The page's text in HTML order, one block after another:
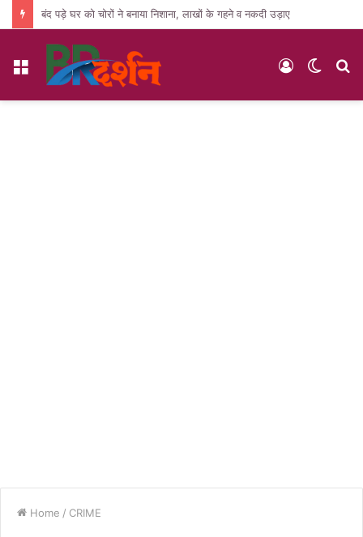
बंद पड़े घर को चोरों ने बनाया निशाना, लाखों के गहने व नकदी उड़ाए
Menu
Switch
Log
Home / CRIME